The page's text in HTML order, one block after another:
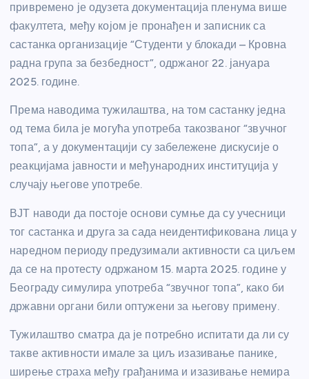
привремено је одузета документација пленума више
факултета, међу којом је пронађен и записник са
састанка организације “Студенти у блокади – Кровна
радна група за безбедност”, одржаног 22. јануара
2025. године.
Према наводима тужилаштва, на том састанку једна
од тема била је могућа употреба такозваног “звучног
топа”, а у документацији су забележене дискусије о
реакцијама јавности и међународних институција у
случају његове употребе.
ВЈТ наводи да постоје основи сумње да су учесници
тог састанка и друга за сада неидентификована лица у
наредном периоду предузимали активности са циљем
да се на протесту одржаном 15. марта 2025. године у
Београду симулира употреба “звучног топа”, како би
државни органи били оптужени за његову примену.
Тужилаштво сматра да је потребно испитати да ли су
такве активности имале за циљ изазивање панике,
ширење страха међу грађанима и изазивање немира